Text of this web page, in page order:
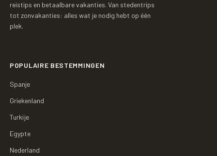
reistips en betaalbare vakanties. Van stedentrips
tot zonvakanties: alles wat je nodig hebt op één
plek.
POPULAIRE BESTEMMINGEN
Spanje
Griekenland
Turkije
Egypte
Nederland